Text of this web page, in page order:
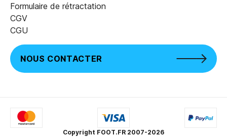
Formulaire de rétractation
CGV
CGU
NOUS CONTACTER
Copyright FOOT.FR 2007-2026